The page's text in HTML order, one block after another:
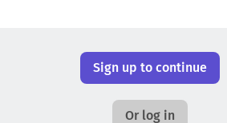
Sign up to continue
Or log in